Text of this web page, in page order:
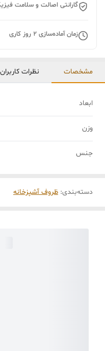
گارانتی اصالت و سلامت
زمان آماده‌سازی 2 روز کاری
مشخصات نظرات کاربران
ابعاد
وزن
جنس
دسته‌بندی: ظروف آشپزخانه